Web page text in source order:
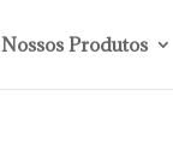
Nossos Produtos